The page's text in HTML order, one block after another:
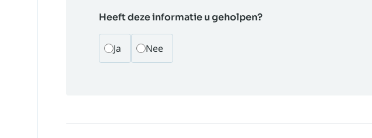
Heeft deze informatie u geholpen?
Ja Nee